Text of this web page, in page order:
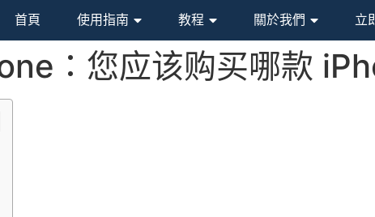
首頁 使用指南 教程 關於我們 立
：您应该购买哪款